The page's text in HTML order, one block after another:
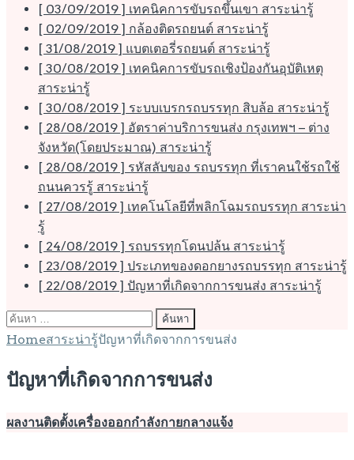
[ 03/09/2019 ] เทคนิคการขับรถขึ้นเขา สาระน่ารู้
[ 02/09/2019 ] กล้องติดรถยนต์ สาระน่ารู้
[ 31/08/2019 ] แบตเตอรี่รถยนต์ สาระน่ารู้
[ 30/08/2019 ] เทคนิคการขับรถเชิงป้องกันอุบัติเหตุ
สาระน่ารู้
[ 30/08/2019 ] ระบบเบรกรถบรรทุก สิบล้อ สาระน่ารู้
[ 28/08/2019 ] อัตราค่าบริการขนส่ง กรุงเทพฯ – ต่าง
จังหวัด(โดยประมาณ) สาระน่ารู้
[ 28/08/2019 ] รหัสลับของ รถบรรทุก ที่เราคนใช้รถใช้
ถนนควรรู้ สาระน่ารู้
[ 27/08/2019 ] เทคโนโลยีที่พลิกโฉมรถบรรทุก สาระน่า
รู้
[ 24/08/2019 ] รถบรรทุกโดนปล้น สาระน่ารู้
[ 23/08/2019 ] ประเภทของดอกยางรถบรรทุก สาระน่ารู้
[ 22/08/2019 ] ปัญหาที่เกิดจากการขนส่ง สาระน่ารู้
ค้นหา
สำหรับ:
Homeสาระน่ารู้ปัญหาที่เกิดจากการขนส่ง
ปัญหาที่เกิดจากการขนส่ง
ผลงานติดตั้งเครื่องออกกำลังกายกลางแจ้ง